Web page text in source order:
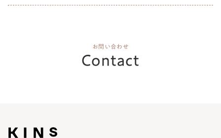
お問い合わせ
Contact